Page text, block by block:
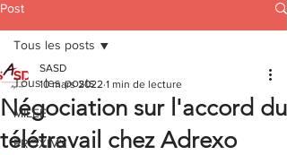
Post
Tous les posts
MILEE
PROXIMY
Tous les posts
Négociation sur l'accord du
télétravail chez Adrexo
SASD
10 mars 2022 1 min de lecture